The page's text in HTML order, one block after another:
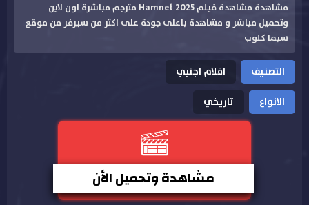
مشاهدة مشاهدة فيلم Hamnet 2025 مترجم مباشرة اون لاين
وتحميل مباشر و مشاهدة باعلى جودة على اكثر من سيرفر من موقع
سيما كلوب
التصنيف
افلام اجنبي
الانواع
تاريخي
مشاهدة وتحميل الأن